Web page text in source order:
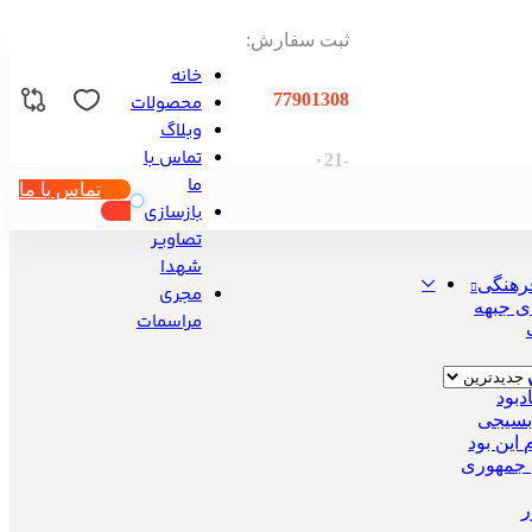
ثبت سفارش:
77901308
-۰21
جبهه
بسیجی
این بود
جمهوری
خانه
محصولات
وبلاگ
تماس با
ما
بازسازی
تصاویر
شهدا
مجری
مراسمات
تماس با ما